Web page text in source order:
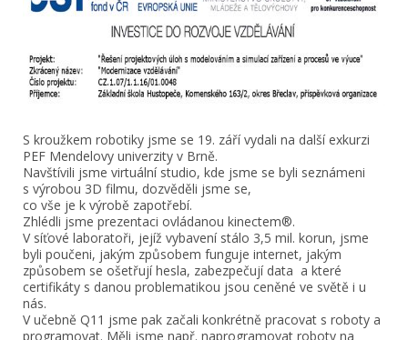
S kroužkem robotiky jsme se 19. září vydali na další exkurzi
PEF Mendelovy univerzity v Brně.
Navštívili jsme virtuální studio, kde jsme se byli seznámeni
s výrobou 3D filmu, dozvěděli jsme se,
co vše je k výrobě zapotřebí.
Zhlédli jsme prezentaci ovládanou kinectem®.
V síťové laboratoři, jejíž vybavení stálo 3,5 mil. korun, jsme
byli poučeni, jakým způsobem funguje internet, jakým
způsobem se ošetřují hesla, zabezpečují data a které
certifikáty s danou problematikou jsou ceněné ve světě i u
nás.
V učebně Q11 jsme pak začali konkrétně pracovat s roboty a
programovat. Měli jsme např. naprogramovat roboty na